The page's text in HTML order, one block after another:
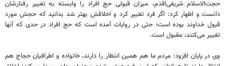
حجت‌الاسلام شریفی‌اقدم، میزان قبولی حج افراد را وابسته به تغییر رفتارشان
دانست و اظهار کرد: اگر فرد تغییر کرد و اخلاقش بهتر شد بدانید که حجش مورد
قبول خداوند بوده است؛ حتی در روایات آمده است که حج افراد در حدی که آنها
تغییر می‌کنند، مقبول است.
وی در پایان افزود: مردم ما هم همین انتظار را دارند، خانواده و اطرافیان حجاج هم